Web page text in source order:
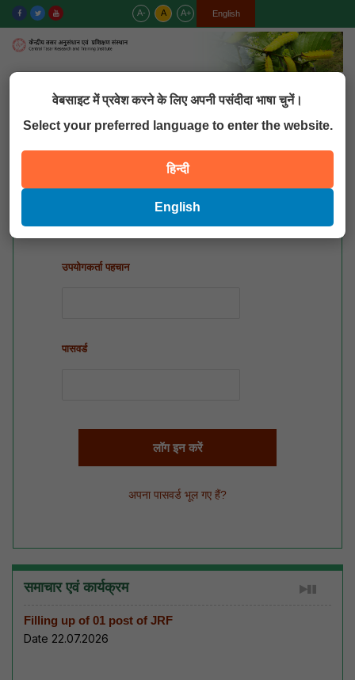
वेबसाइट में प्रवेश करने के लिए अपनी पसंदीदा भाषा चुनें।
Select your preferred language to enter the website.
हिन्दी
English
A- A A+ हिन्दी
English
MENU
उपयोगकर्ता पहचान
पासवर्ड
अपना पासवर्ड भूल गए हैं?
समाचार एवं कार्यक्रम
Filling up of 01 post of JRF
Date 22.07.2026